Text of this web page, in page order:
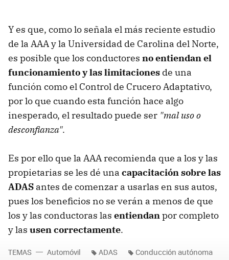
Y es que, como lo señala el más reciente estudio
de la AAA y la Universidad de Carolina del Norte,
es posible que los conductores no entiendan el
funcionamiento y las limitaciones de una
función como el Control de Crucero Adaptativo,
por lo que cuando esta función hace algo
inesperado, el resultado puede ser "mal uso o
desconfianza".
Es por ello que la AAA recomienda que a los y las
propietarias se les dé una capacitación sobre las
ADAS antes de comenzar a usarlas en sus autos,
pues los beneficios no se verán a menos de que
los y las conductoras las entiendanpor completo
y las usen correctamente.
TEMAS Automóvil ADAS Conducción autónoma